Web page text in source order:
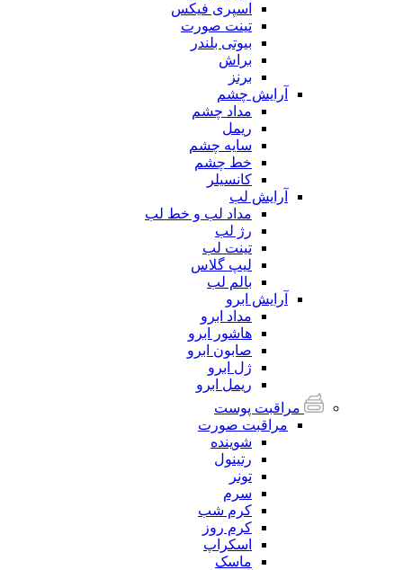
اسپری فیکس
تینت صورت
بیوتی بلندر
براش
برنز
آرایش چشم
مداد چشم
ریمل
سایه چشم
خط چشم
کانسیلر
آرایش لب
مداد لب و خط لب
رژ لب
تینت لب
لیپ گلاس
بالم لب
آرایش ابرو
مداد ابرو
هاشور ابرو
صابون ابرو
ژل ابرو
ریمل ابرو
مراقبت پوست
مراقبت صورت
شوینده
رتینول
تونر
سرم
کرم شب
کرم روز
اسکراپ
ماسک